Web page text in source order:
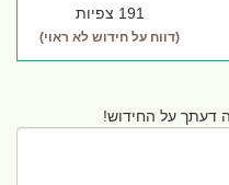
191 צפיות
(דווח על חידוש לא ראוי)
על החידוש!